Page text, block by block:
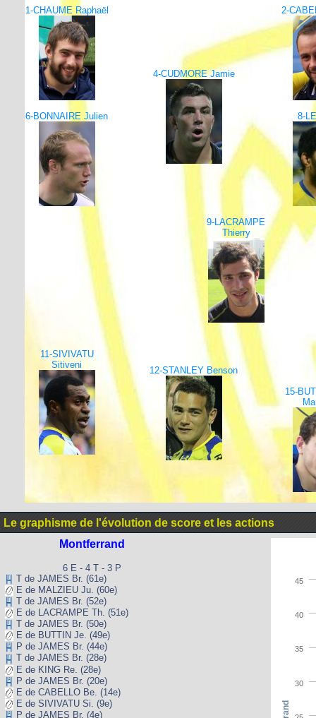
1-CHAUME Raphaël 2-
4-CUDMORE Jamie
6-BONNAIRE Julien 8-
9-LACRAMPE
Thierry
11-SIVIVATU
Sitiveni
12-STANLEY Benson
15-
Le graphisme de l'évolution de score et les actions
Montferrand
6 E - 4 T - 3 P
T de JAMES Br. (61e)
E de MALZIEU Ju. (60e)
T de JAMES Br. (52e)
E de LACRAMPE Th. (51e)
T de JAMES Br. (50e)
E de BUTTIN Je. (49e)
P de JAMES Br. (44e)
T de JAMES Br. (28e)
E de KING Re. (28e)
P de JAMES Br. (20e)
E de CABELLO Be. (14e)
E de SIVIVATU Si. (9e)
P de JAMES Br. (4e)
30
35
40
45